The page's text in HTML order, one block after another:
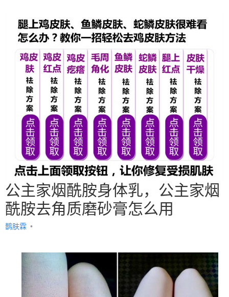
公主家烟酰胺身体乳，公主家烟
酰胺去角质磨砂膏怎么用
鹊肤霖 •